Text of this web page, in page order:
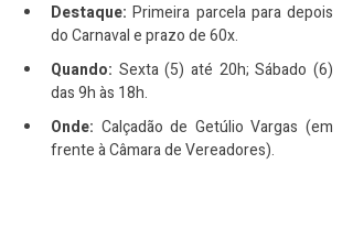
Destaque: Primeira parcela para depois
do Carnaval e prazo de 60x.
Quando: Sexta (5) até 20h; Sábado (6)
das 9h às 18h.
Onde: Calçadão de Getúlio Vargas (em
frente à Câmara de Vereadores).